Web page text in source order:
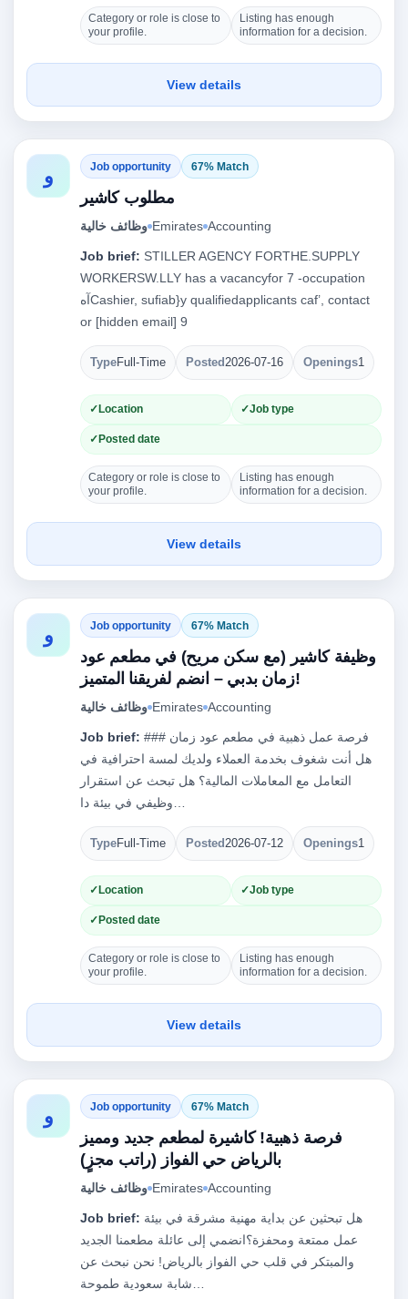
Category or role is close to
your profile.
Listing has enough
information for a decision.
View details
و Job opportunity 67% Match
مطلوب كاشير
وظائف خالية Emirates Accounting
Job brief: STILLER AGENCY FORTHE.SUPPLY
WORKERSW.LLY has a vacancyfor 7 -occupation
‏آه‎‎Cashier, suﬁab}y qualifiedapplicants caf’, contact
or [hidden email] 9
TypeFull-Time Posted2026-07-16 Openings1
Location Job type
Posted date
Category or role is close to
your profile.
Listing has enough
information for a decision.
View details
و Job opportunity 67% Match
وظيفة كاشير (مع سكن مريح) في مطعم عود
زمان بدبي – انضم لفريقنا المتميز!
وظائف خالية Emirates Accounting
Job brief: ### فرصة عمل ذهبية في مطعم عود زمان
هل أنت شغوف بخدمة العملاء ولديك لمسة احترافية في
التعامل مع المعاملات المالية؟ هل تبحث عن استقرار
TypeFull-Time Posted2026-07-12 Openings1
Location Job type
Posted date
Category or role is close to
your profile.
Listing has enough
information for a decision.
View details
و Job opportunity 67% Match
فرصة ذهبية! كاشيرة لمطعم جديد ومميز
بالرياض حي الفواز (راتب مجزٍ)
وظائف خالية Emirates Accounting
Job brief:
عمل ممتعة ومحفزة؟انضمي إلى عائلة مطعمنا الجديد
والمبتكر في قلب حي الفواز بالرياض! نحن نبحث عن